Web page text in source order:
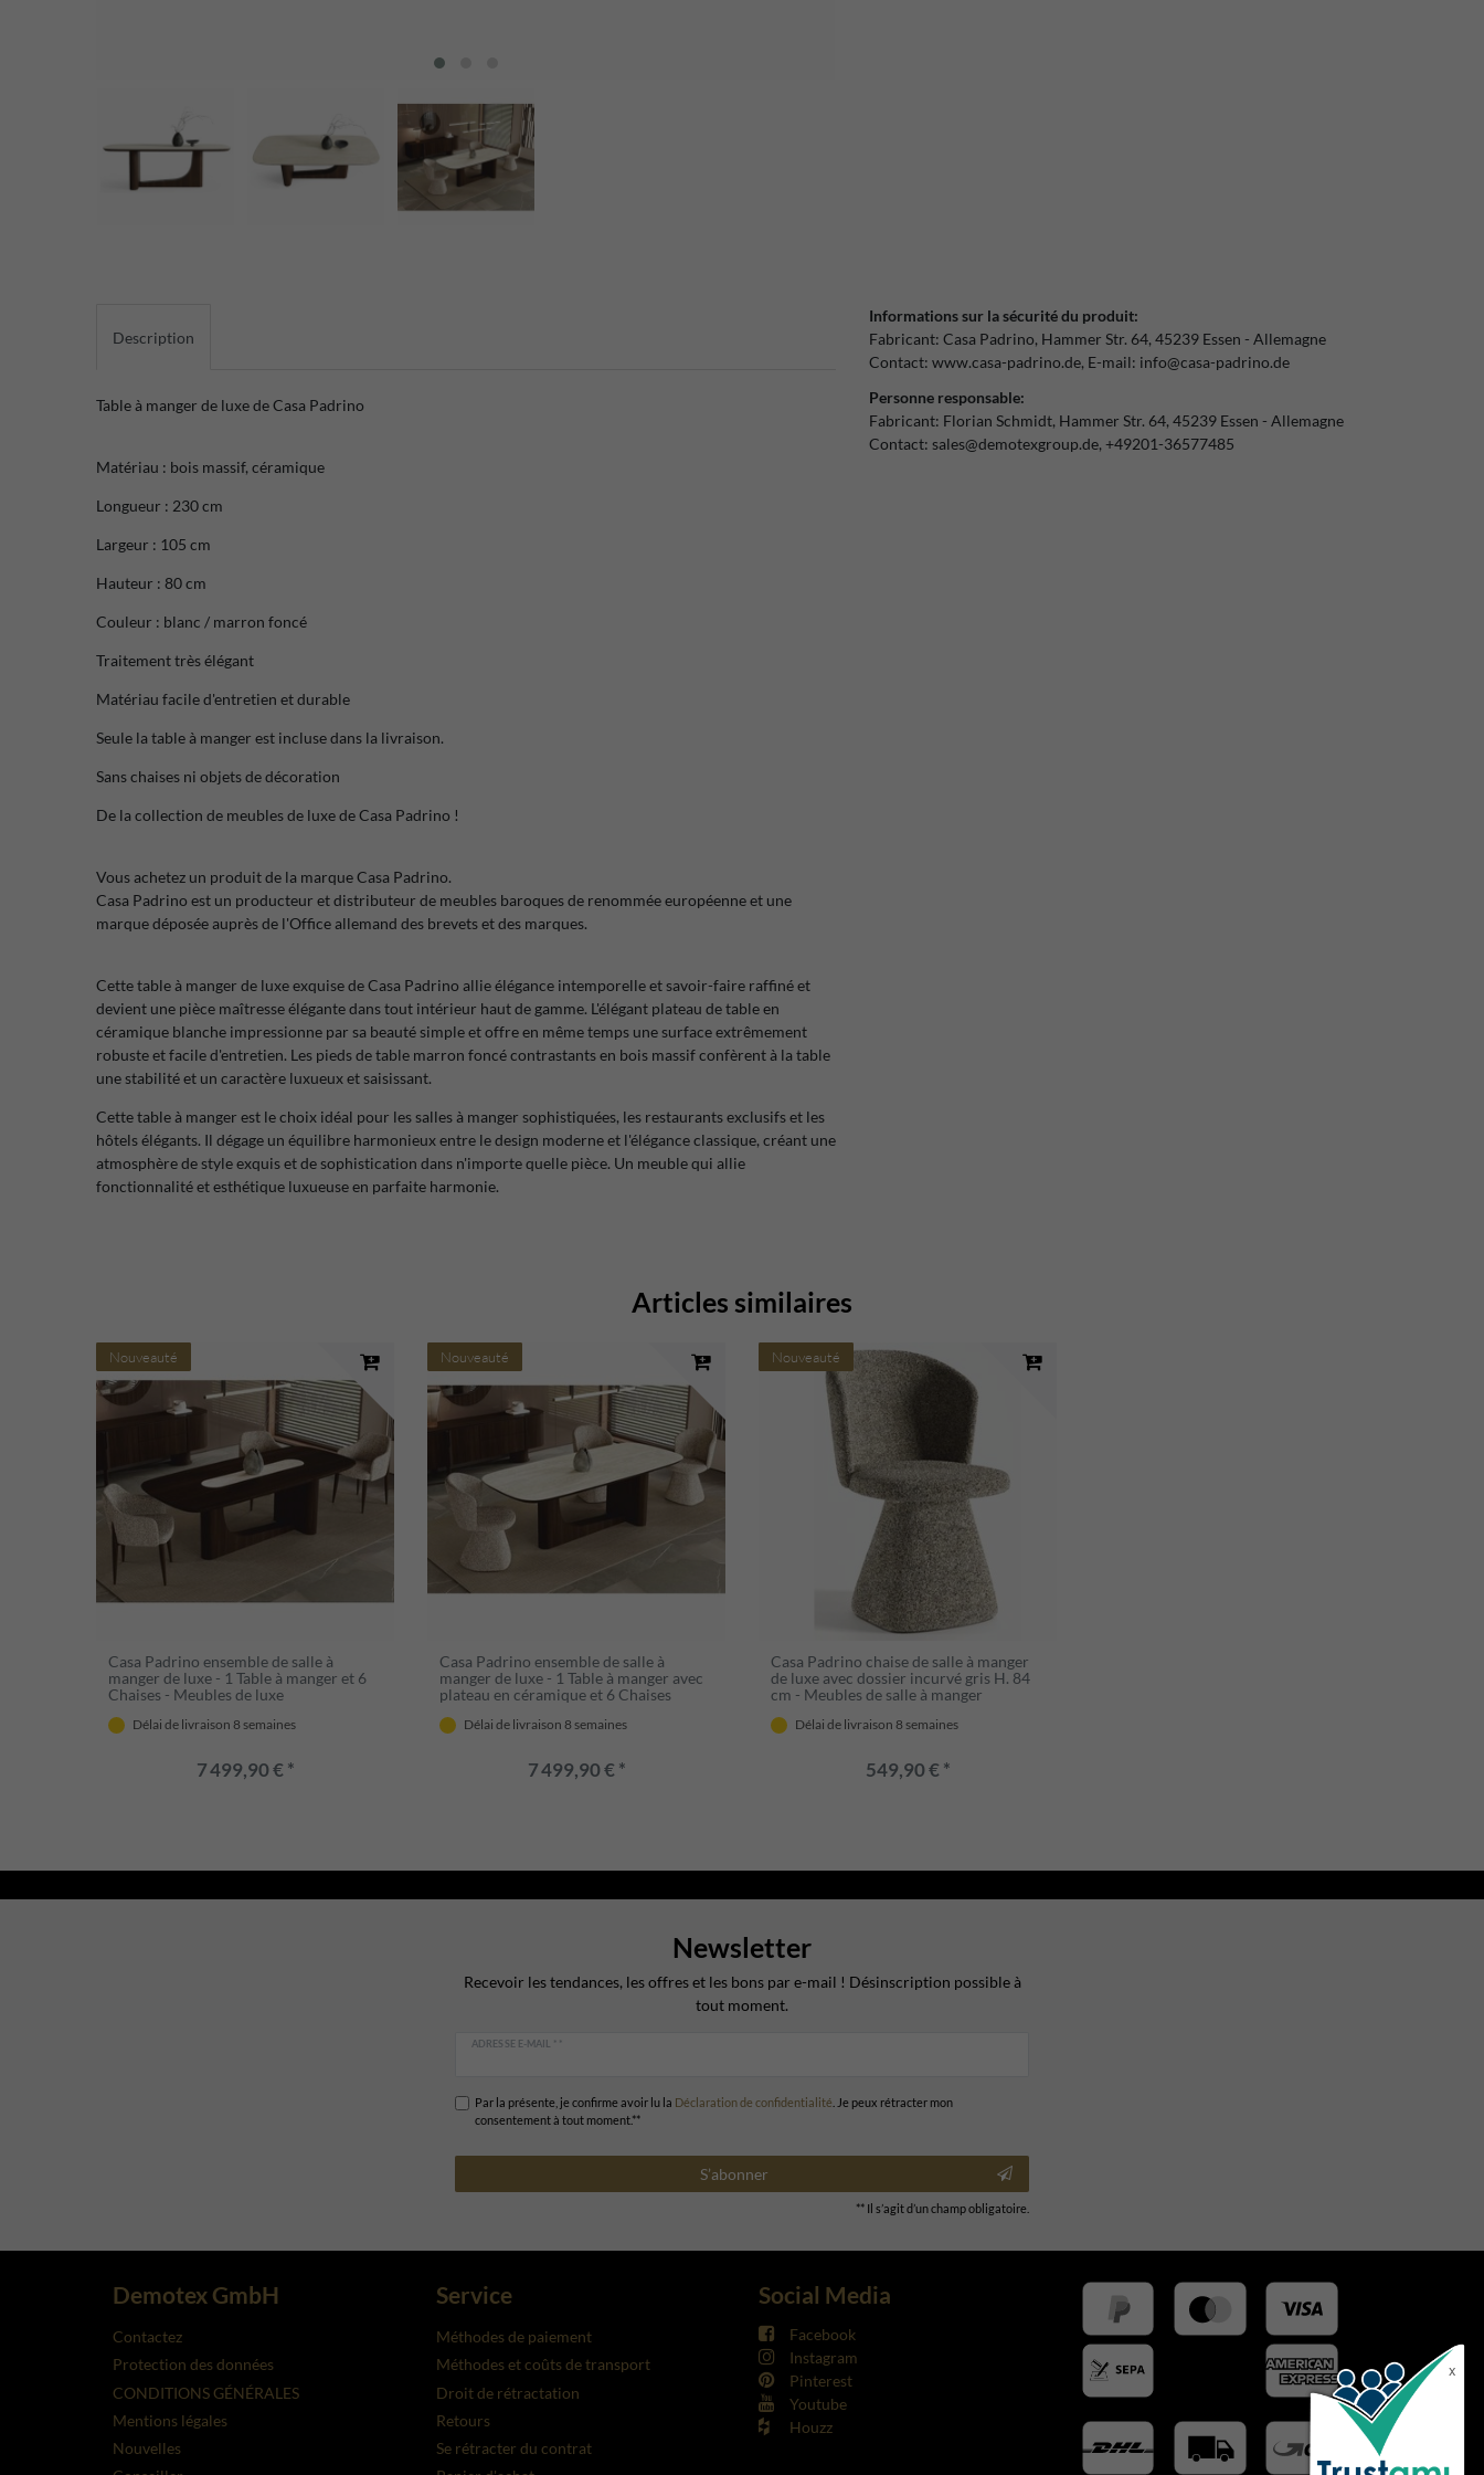
Description
Table à manger de luxe de Casa Padrino
Matériau : bois massif, céramique
Longueur : 230 cm
Largeur : 105 cm
Hauteur : 80 cm
Couleur : blanc / marron foncé
Traitement très élégant
Matériau facile d'entretien et durable
Seule la table à manger est incluse dans la livraison.
Sans chaises ni objets de décoration
De la collection de meubles de luxe de Casa Padrino !
Vous achetez un produit de la marque Casa Padrino.
Casa Padrino est un producteur et distributeur de meubles baroques de renommée européenne et une
marque déposée auprès de l'Office allemand des brevets et des marques.
Cette table à manger de luxe exquise de Casa Padrino allie élégance intemporelle et savoir-faire raffiné et
devient une pièce maîtresse élégante dans tout intérieur haut de gamme. L'élégant plateau de table en
céramique blanche impressionne par sa beauté simple et offre en même temps une surface extrêmement
robuste et facile d'entretien. Les pieds de table marron foncé contrastants en bois massif confèrent à la table
une stabilité et un caractère luxueux et saisissant.
Cette table à manger est le choix idéal pour les salles à manger sophistiquées, les restaurants exclusifs et les
hôtels élégants. Il dégage un équilibre harmonieux entre le design moderne et l'élégance classique, créant une
atmosphère de style exquis et de sophistication dans n'importe quelle pièce. Un meuble qui allie
fonctionnalité et esthétique luxueuse en parfaite harmonie.
Informations sur la sécurité du produit:
Fabricant: Casa Padrino Hammer Str. 64 45239 Essen
Allemagne
Contact: www.casa-padrino.de E-mail: info@casa-padrino.de
Personne responsable:
Fabricant: Florian Schmidt Hammer Str. 64 45239 Essen
Allemagne
Contact: sales@demotexgroup.de +49201-36577485
Articles similaires
Nouveauté
Casa Padrino ensemble de salle à
manger de luxe - 1 Table à manger et 6
Chaises - Meubles de luxe
Délai de livraison 8 semaines
7 499,90 € *
Nouveauté
Casa Padrino ensemble de salle à
manger de luxe - 1 Table à manger avec
plateau en céramique et 6 Chaises
Délai de livraison 8 semaines
7 499,90 € *
Nouveauté
Casa Padrino chaise de salle à manger
de luxe avec dossier incurvé gris H. 84
cm - Meubles de salle à manger
Délai de livraison 8 semaines
549,90 € *
Newsletter
Recevoir les tendances, les offres et les bons par e-mail ! Désinscription possible à
tout moment.
ADRESSE E-MAIL **
Par la présente, je confirme avoir lu la Déclaration de confidentialité . Je peux rétracter mon
consentement à tout moment.**
S’abonner
** Il s’agit d’un champ obligatoire.
Demotex GmbH
Contactez
Protection des données
CONDITIONS GÉNÉRALES
Mentions légales
Nouvelles
Service
Méthodes de paiement
Méthodes et coûts de transport
Droit de rétractation
Retours
Se rétracter du contrat
Social Media
Facebook
Instagram
Pinterest
Youtube
Houzz